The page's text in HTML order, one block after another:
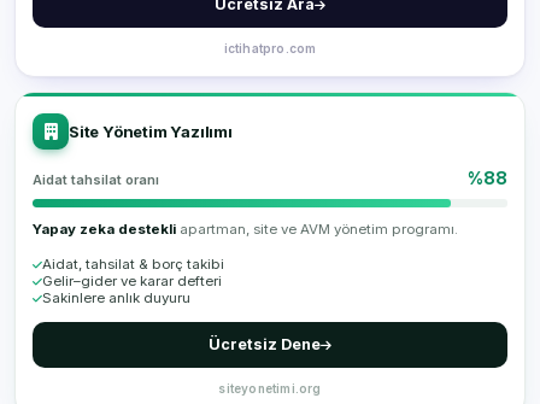
Ücretsiz Ara
ictihatpro.com
Site Yönetim Yazılımı
Aidat tahsilat oranı %88
Yapay zeka destekli apartman, site ve AVM yönetim programı.
Aidat, tahsilat & borç takibi
Gelir–gider ve karar defteri
Sakinlere anlık duyuru
Ücretsiz Dene
siteyonetimi.org